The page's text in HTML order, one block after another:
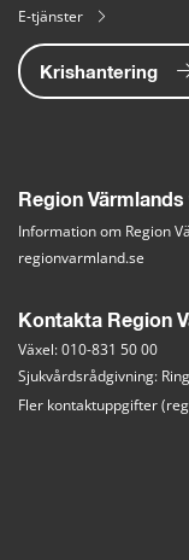
E-tjänster
Krishantering
Region
Information om Region
regionvarmland.se
Kontakta Region
Växel: 010-831 50 00
Sjukvårdsrådgivning:
Fler kontaktuppgifter